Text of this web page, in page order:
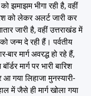
झमाझम भीगा रही है, वहीं
को लेकर अलर्ट जारी कर
जारी है, वहीं उत्तराखंड में
जन्म दे रही हैं। पर्वतीय
बार मार्ग अवरद्ध हो रहे हैं,
मार्ग पर भारी बारिश
गया लिहाजा मुनस्यारी-
में जैसे ही मार्ग खोला गया